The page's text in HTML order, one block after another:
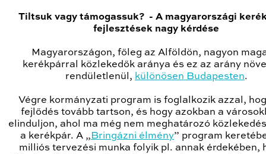
Tiltsuk vagy támogassuk? - A magyarországi
fejlesztések nagy kérdése
Magyarországon, főleg az Alföldön, nagyon
kerékpárral közlekedők aránya és ez az arány
rendületlenül, különösen Budapesten.
Végre kormányzati program is foglalkozik azzal,
fejlődés tovább tartson, és hogy azokban a
elinduljon, ahol ma még nem meghatározó
a kerékpár. A „ Bringázni élmény” program
milliós tervezési munka folyik pl. annak érdekében,